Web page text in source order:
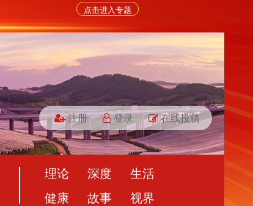
点击进入专题
注册 登录 在线投稿
理论 深度
生活
健康
故事 视界